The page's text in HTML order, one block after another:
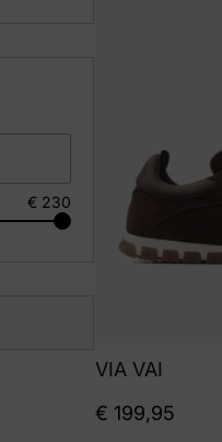
€ 230
VIA VAI
€ 199,95